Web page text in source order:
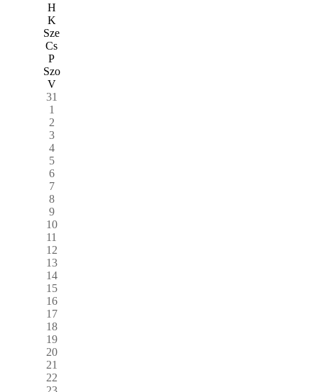
H
K
Sze
Cs
P
Szo
V
31
1
2
3
4
5
6
7
8
9
10
11
12
13
14
15
16
17
18
19
20
21
22